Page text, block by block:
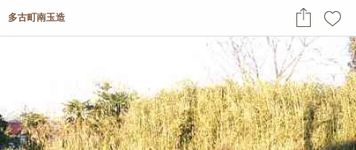
多古町南玉造